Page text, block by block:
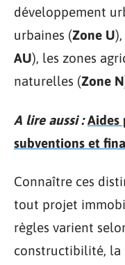
développement
urbaines (Zone U
AU), les zones
naturelles (Zone N
A lire aussi : Aides
subventions et
Connaître ces
tout projet
règles varient
constructibilité, la